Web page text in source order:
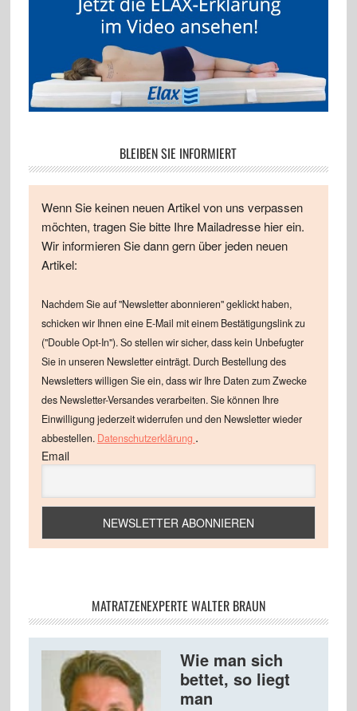
BLEIBEN SIE INFORMIERT
Wenn Sie keinen neuen Artikel von uns verpassen
möchten, tragen Sie bitte Ihre Mailadresse hier ein.
Wir informieren Sie dann gern über jeden neuen
Artikel:
Nachdem Sie auf "Newsletter abonnieren" geklickt haben,
schicken wir Ihnen eine E-Mail mit einem Bestätigungslink zu
("Double Opt-In"). So stellen wir sicher, dass kein Unbefugter
Sie in unseren Newsletter einträgt. Durch Bestellung des
Newsletters willigen Sie ein, dass wir Ihre Daten zum Zwecke
des Newsletter-Versandes verarbeiten. Sie können Ihre
Einwilligung jederzeit widerrufen und den Newsletter wieder
abbestellen. Datenschutzerklärung .
Email
MATRATZENEXPERTE WALTER BRAUN
Wie man sich
bettet, so liegt
man